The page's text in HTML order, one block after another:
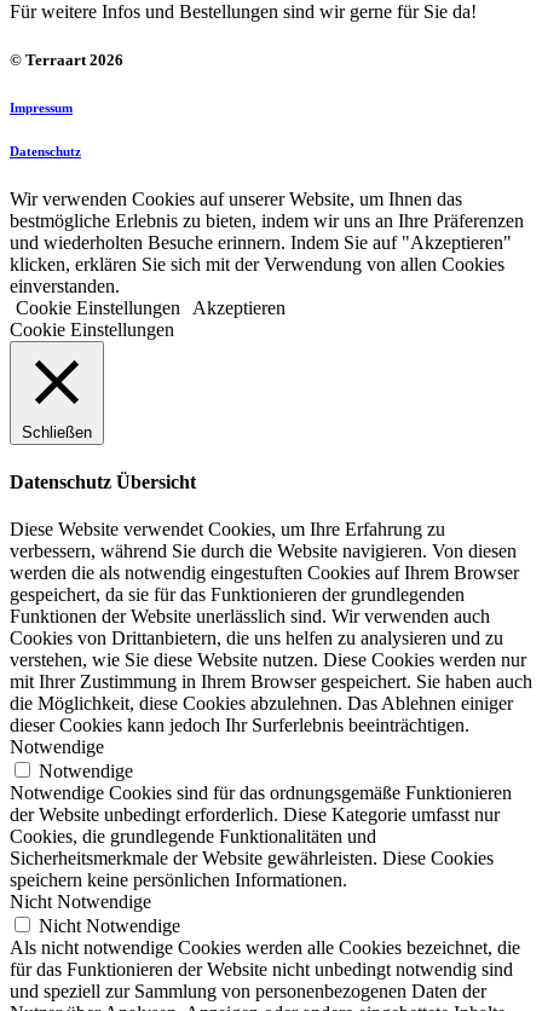
Für weitere Infos und Bestellungen sind wir gerne für Sie da!
© Terraart 2026
Impressum
Datenschutz
Wir verwenden Cookies auf unserer Website, um Ihnen das
bestmögliche Erlebnis zu bieten, indem wir uns an Ihre Präferenzen
und wiederholten Besuche erinnern. Indem Sie auf "Akzeptieren"
klicken, erklären Sie sich mit der Verwendung von allen Cookies
einverstanden.
Cookie Einstellungen Akzeptieren
Cookie Einstellungen
Schließen
Datenschutz Übersicht
Diese Website verwendet Cookies, um Ihre Erfahrung zu
verbessern, während Sie durch die Website navigieren. Von diesen
werden die als notwendig eingestuften Cookies auf Ihrem Browser
gespeichert, da sie für das Funktionieren der grundlegenden
Funktionen der Website unerlässlich sind. Wir verwenden auch
Cookies von Drittanbietern, die uns helfen zu analysieren und zu
verstehen, wie Sie diese Website nutzen. Diese Cookies werden nur
mit Ihrer Zustimmung in Ihrem Browser gespeichert. Sie haben auch
die Möglichkeit, diese Cookies abzulehnen. Das Ablehnen einiger
dieser Cookies kann jedoch Ihr Surferlebnis beeinträchtigen.
Notwendige
Notwendige
Notwendige Cookies sind für das ordnungsgemäße Funktionieren
der Website unbedingt erforderlich. Diese Kategorie umfasst nur
Cookies, die grundlegende Funktionalitäten und
Sicherheitsmerkmale der Website gewährleisten. Diese Cookies
speichern keine persönlichen Informationen.
Nicht Notwendige
Nicht Notwendige
Als nicht notwendige Cookies werden alle Cookies bezeichnet, die
für das Funktionieren der Website nicht unbedingt notwendig sind
und speziell zur Sammlung von personenbezogenen Daten der